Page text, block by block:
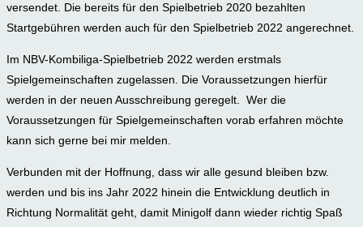
versendet. Die bereits für den Spielbetrieb 2020 bezahlten
Startgebühren werden auch für den Spielbetrieb 2022 angerechnet.
Im NBV-Kombiliga-Spielbetrieb 2022 werden erstmals
Spielgemeinschaften zugelassen. Die Voraussetzungen hierfür
werden in der neuen Ausschreibung geregelt. Wer die
Voraussetzungen für Spielgemeinschaften vorab erfahren möchte
kann sich gerne bei mir melden.
Verbunden mit der Hoffnung, dass wir alle gesund bleiben bzw.
werden und bis ins Jahr 2022 hinein die Entwicklung deutlich in
Richtung Normalität geht, damit Minigolf dann wieder richtig Spaß